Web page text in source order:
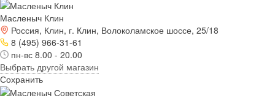
Масленыч Клин
Россия, Клин, г. Клин, Волоколамское шоссе, 25/18
8 (495) 966-31-61
пн-вс 8.00 - 20.00
Выбрать другой магазин
Сохранить